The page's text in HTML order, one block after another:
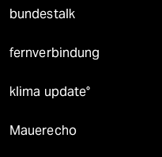
bundestalk
fernverbindung
klima update°
Mauerecho